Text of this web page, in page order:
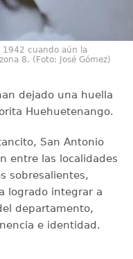
1942 cuando aún la
8. (Foto: José Gómez)
dejado una huella
Huehuetenango.
San Antonio
entre las localidades
sobresalientes,
logrado integrar a
departamento,
e identidad.